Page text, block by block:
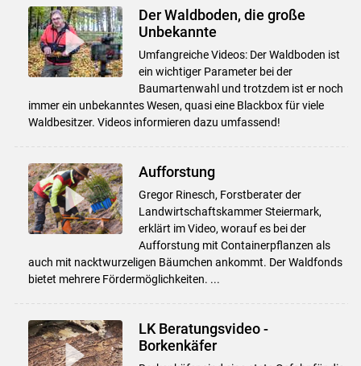
Der Waldboden, die große
Unbekannte
Umfangreiche Videos: Der Waldboden ist
ein wichtiger Parameter bei der
Baumartenwahl und trotzdem ist er noch
immer ein unbekanntes Wesen, quasi eine Blackbox für viele
Waldbesitzer. Videos informieren dazu umfassend!
Aufforstung
Gregor Rinesch, Forstberater der
Landwirtschaftskammer Steiermark,
erklärt im Video, worauf es bei der
Aufforstung mit Containerpflanzen als
auch mit nacktwurzeligen Bäumchen ankommt. Der Waldfonds
bietet mehrere Fördermöglichkeiten. ...
LK Beratungsvideo -
Borkenkäfer